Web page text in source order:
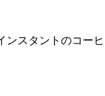
ンスタントのコーヒ